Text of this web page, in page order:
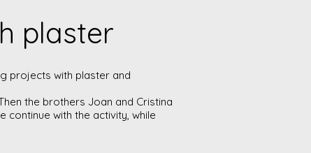
plaster
projects with plaster and
the brothers Joan and Cristina
continue with the activity, while